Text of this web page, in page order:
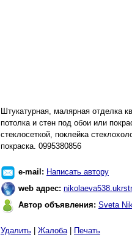
Штукатурная, малярная отделка
потолка и стен под обои или
стеклосеткой, поклейка
покраска. 0995380856
e-mail: Написать автору
web адрес:
Автор объявления: Sveta
Удалить Жалоба| Печать